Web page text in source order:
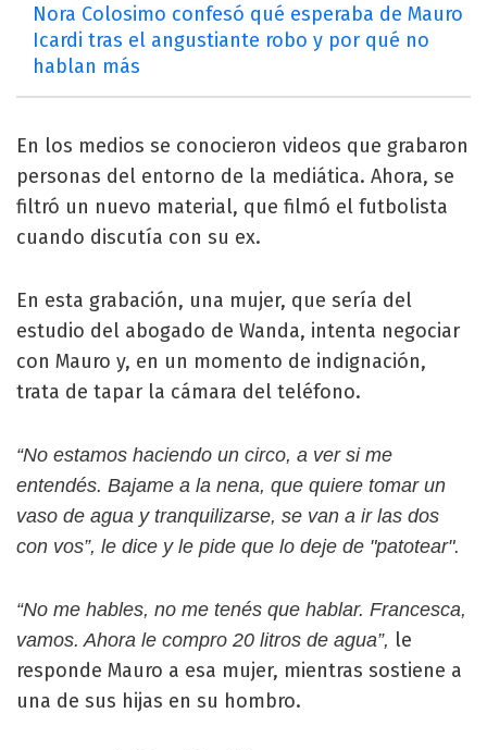
Nora Colosimo confesó qué esperaba de Mauro
Icardi tras el angustiante robo y por qué no
hablan más
En los medios se conocieron videos que grabaron
personas del entorno de la mediática. Ahora, se
filtró un nuevo material, que filmó el futbolista
cuando discutía con su ex.
En esta grabación, una mujer, que sería del
estudio del abogado de Wanda, intenta negociar
con Mauro y, en un momento de indignación,
trata de tapar la cámara del teléfono.
“No estamos haciendo un circo, a ver si me
entendés. Bajame a la nena, que quiere tomar un
vaso de agua y tranquilizarse, se van a ir las dos
con vos”, le dice y le pide que lo deje de "patotear".
“No me hables, no me tenés que hablar. Francesca,
vamos. Ahora le compro 20 litros de agua”, le
responde Mauro a esa mujer, mientras sostiene a
una de sus hijas en su hombro.